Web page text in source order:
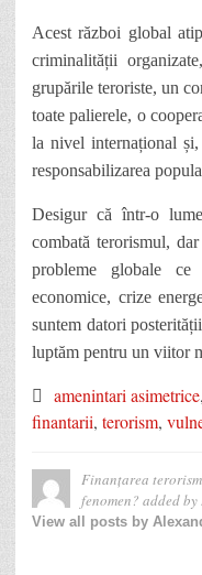
Acest război global
criminalității
grupările teroriste, un
toate palierele, o
la nivel internațional
responsabilizarea
Desigur că într-o
combată terorismul,
probleme globale ce
economice, crize
suntem datori
luptăm pentru un viitor
amenintari asimetrice,
finantarii, terorism,
Finanțarea
fenomen? added by
View all posts by